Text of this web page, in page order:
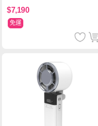
$7,190
免運